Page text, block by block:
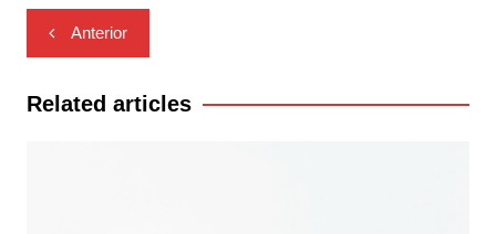
Navegación
de
entradas
Anterior
Related articles